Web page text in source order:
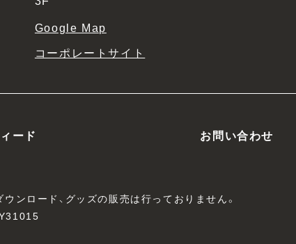
Google Map
コーポレートサイト
ード お問い合わせ
ウンロード、グッズの販売は行っておりません。